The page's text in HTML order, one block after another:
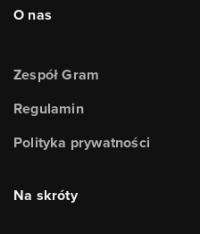
O nas
Zespół Gram
Regulamin
Polityka prywatności
Na skróty